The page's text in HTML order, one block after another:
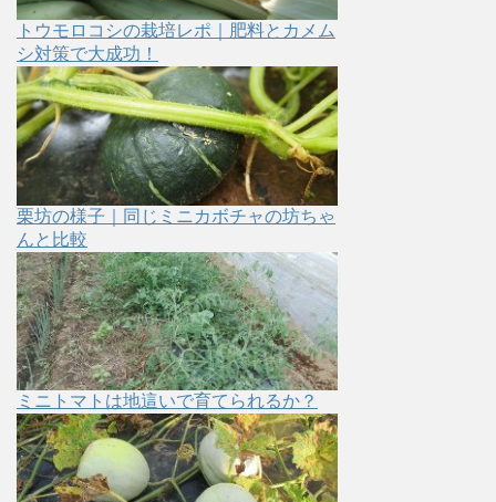
トウモロコシの栽培レポ｜肥料とカメム
シ対策で大成功！
栗坊の様子｜同じミニカボチャの坊ちゃ
んと比較
ミニトマトは地這いで育てられるか？